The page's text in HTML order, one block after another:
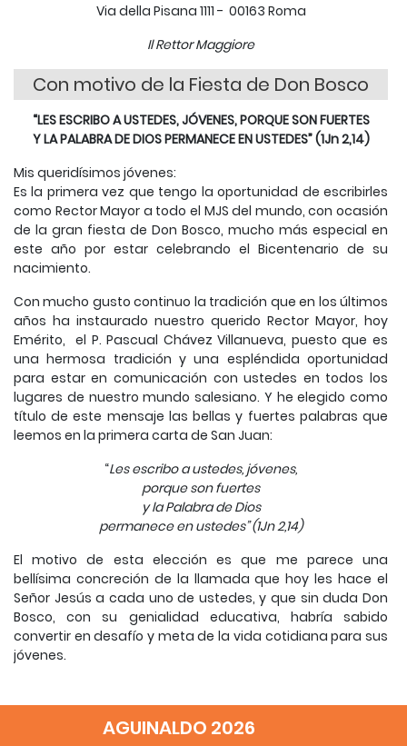
Via della Pisana 1111 - 00163 Roma
Il Rettor Maggiore
Con motivo de la Fiesta de Don Bosco
“LES ESCRIBO A USTEDES, JÓVENES, PORQUE SON FUERTES
Y LA PALABRA DE DIOS PERMANECE EN USTEDES” (1Jn 2,14)
Mis queridísimos jóvenes:
Es la primera vez que tengo la oportunidad de escribirles
como Rector Mayor a todo el MJS del mundo, con ocasión
de la gran fiesta de Don Bosco, mucho más especial en
este año por estar celebrando el Bicentenario de su
nacimiento.
Con mucho gusto continuo la tradición que en los últimos
años ha instaurado nuestro querido Rector Mayor, hoy
Emérito, el P. Pascual Chávez Villanueva, puesto que es
una hermosa tradición y una espléndida oportunidad
para estar en comunicación con ustedes en todos los
lugares de nuestro mundo salesiano. Y he elegido como
título de este mensaje las bellas y fuertes palabras que
leemos en la primera carta de San Juan:
“Les escribo a ustedes, jóvenes,
porque son fuertes
y la Palabra de Dios
permanece en ustedes” (1Jn 2,14)
El motivo de esta elección es que me parece una
bellísima concreción de la llamada que hoy les hace el
Señor Jesús a cada uno de ustedes, y que sin duda Don
Bosco, con su genialidad educativa, habría sabido
convertir en desafío y meta de la vida cotidiana para sus
jóvenes.
profunda convicción: El Señor, Jesús de Nazaret, Hijo del
Padre, es el camino auténtico para la verdadera felicidad
AGUINALDO 2026